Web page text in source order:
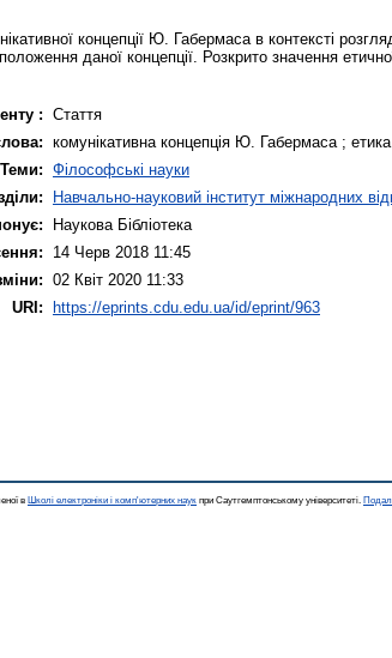
концепції Ю. Габермаса в контексті
даної концепції. Розкрито значення
: Стаття
комунікативна концепція Ю. Габермаса ;
Теми: Філософські науки
Навчально-науковий інститут міжнародних
Наукова Бібліотека
14 Черв 2018 11:45
02 Квіт 2020 11:33
URI: https://eprints.cdu.edu.ua/id/eprint/963
в Школі електроніки і комп'ютерних наук при Саутгемптонському університеті.